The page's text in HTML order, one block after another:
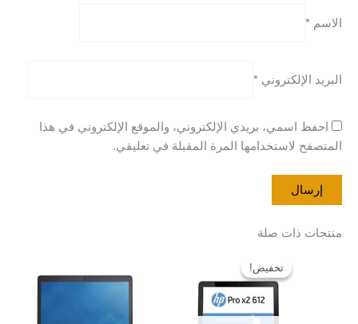
الاسم *
البريد الإلكتروني *
احفظ اسمي، بريدي الإلكتروني، والموقع الإلكتروني في هذا
المتصفح لاستخدامها المرة المقبلة في تعليقي.
منتجات ذات صلة
تخفيض!
تخفيض!
هو:
EGP 6.000,00.
EGP 5.500,00.